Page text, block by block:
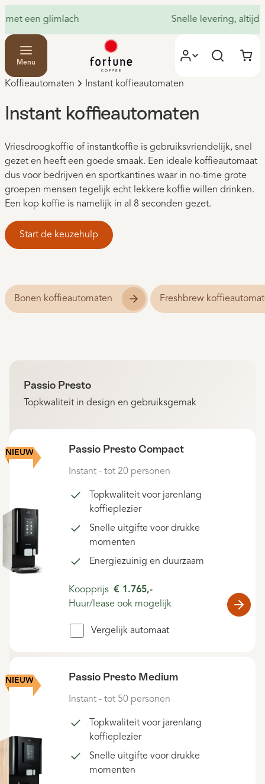
Snelle levering, altijd dichtbij
Menu
Koffieautomaten Instant koffieautomaten
Instant koffieautomaten
Vriesdroogkoffie of instantkoffie is gebruiksvriendelijk, snel
gezet en heeft een goede smaak. Een ideale koffieautomaat
dus voor bedrijven en sportkantines waar in no-time grote
groepen mensen tegelijk echt lekkere koffie willen drinken.
Een kop koffie is namelijk in al 8 seconden gezet.
Start de keuzehulp
Bonen koffieautomaten Freshbrew
Passio Presto
Topkwaliteit in design en gebruiksgemak
NIEUW Passio Presto Compact
Instant - tot 20 personen
Topkwaliteit voor jarenlang
koffieplezier
Snelle uitgifte voor drukke
momenten
Energiezuinig en duurzaam
Koopprijs € 1.765,-
Huur/lease ook mogelijk
Vergelijk automaat
NIEUW Passio Presto Medium
Instant - tot 50 personen
Topkwaliteit voor jarenlang
koffieplezier
Snelle uitgifte voor drukke
momenten